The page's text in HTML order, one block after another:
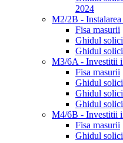
2024
M2/2B -
Fisa masurii
Ghidul
Ghidul
M3/6A - Investitii
Fisa masurii
Ghidul
Ghidul
Ghidul
M4/6B - Investitii
Fisa masurii
Ghidul